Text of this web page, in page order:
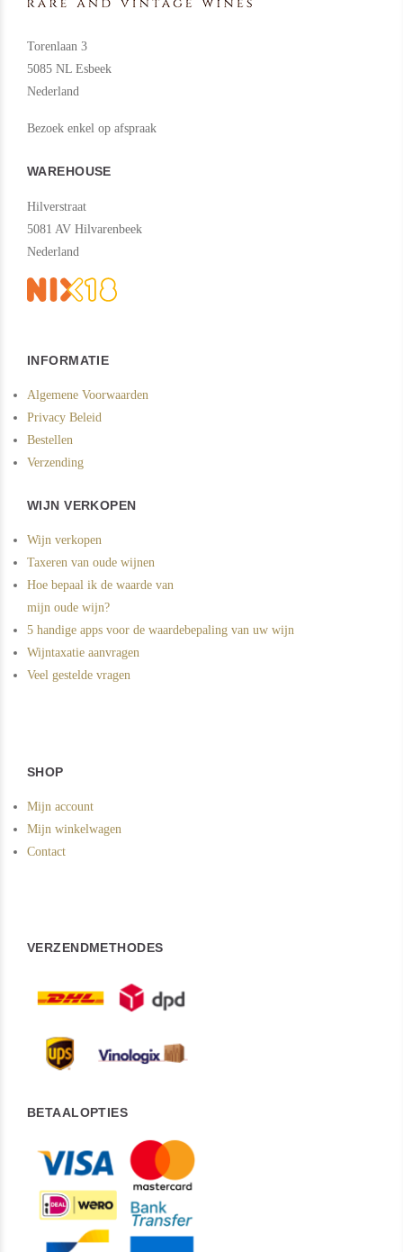
Torenlaan 3
5085 NL Esbeek
Nederland
Bezoek enkel op afspraak
WAREHOUSE
Hilverstraat
5081 AV Hilvarenbeek
Nederland
INFORMATIE
Algemene Voorwaarden
Privacy Beleid
Bestellen
Verzending
WIJN VERKOPEN
Wijn verkopen
Taxeren van oude wijnen
Hoe bepaal ik de waarde van
mijn oude wijn?
5 handige apps voor de waardebepaling van uw wijn
Wijntaxatie aanvragen
Veel gestelde vragen
SHOP
Mijn account
Mijn winkelwagen
Contact
VERZENDMETHODES
BETAALOPTIES